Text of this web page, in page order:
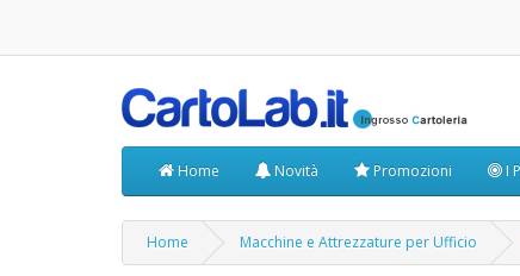
Home Novità Promozioni I
Home Macchine e Attrezzature per Ufficio